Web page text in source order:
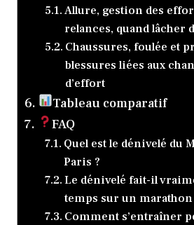
Allure, gestion des
relances, quand lâcher
Chaussures, foulée et
blessures liées aux
d’effort
Tableau comparatif
FAQ
Quel est le dénivelé du
Paris ?
Le dénivelé fait-il
temps sur un marathon
Comment s’entraîner